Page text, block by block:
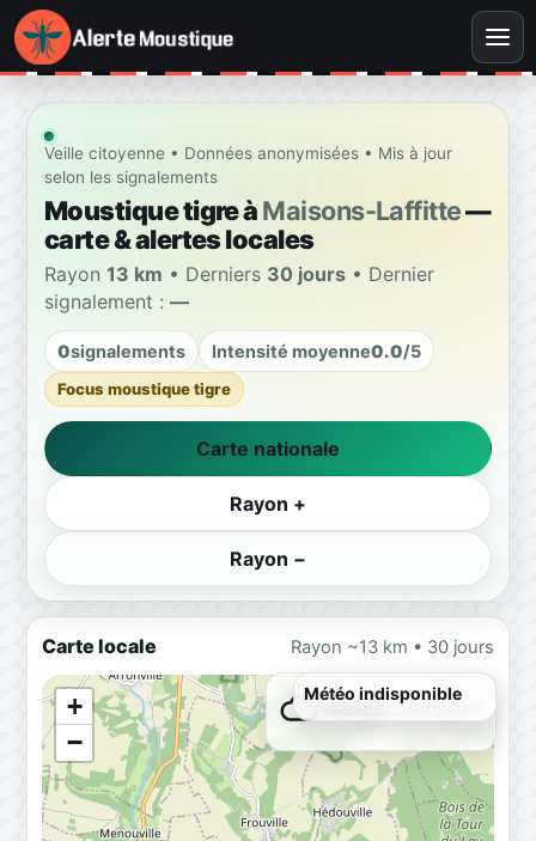
Veille citoyenne • Données anonymisées • Mis à jour
selon les signalements
Moustique tigre àMaisons-Laffitte—
carte & alertes locales
Rayon 13 km • Derniers 30 jours • Dernier
signalement : —
0signalements Intensité moyenne0.0/5
Focus moustique tigre
Carte nationale
Rayon +
Rayon −
Carte locale Rayon ~13 km • 30 jours
+
−
Météo…Chargement
Météo indisponible